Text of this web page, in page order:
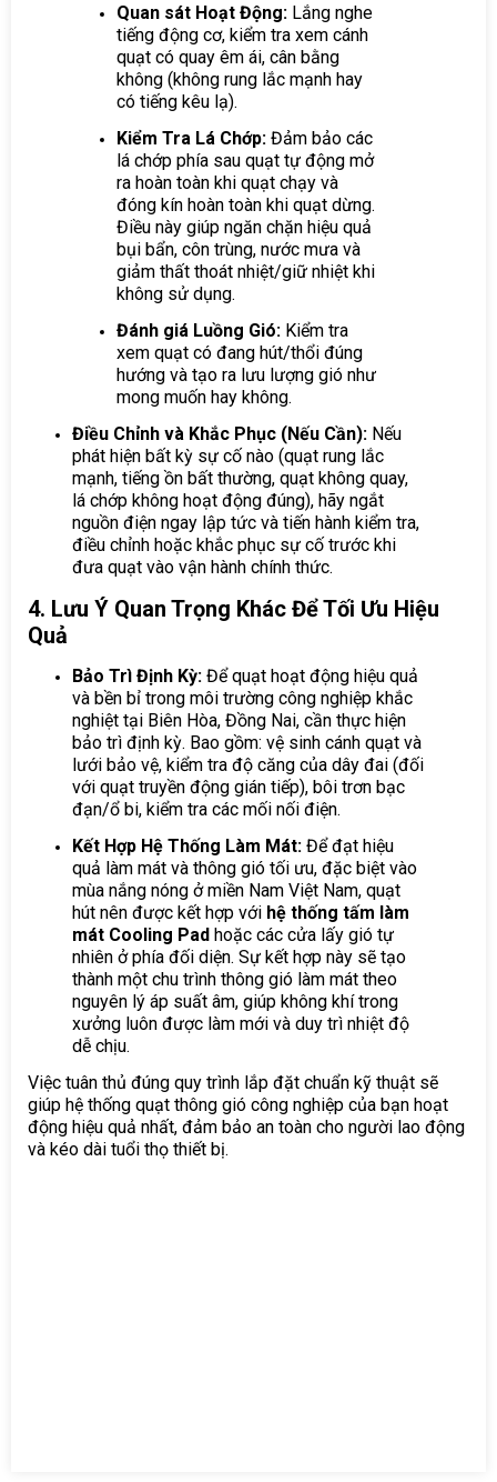
Quan sát Hoạt Động: Lắng nghe
tiếng động cơ, kiểm tra xem cánh
quạt có quay êm ái, cân bằng
không (không rung lắc mạnh hay
có tiếng kêu lạ).
Kiểm Tra Lá Chớp: Đảm bảo các
lá chớp phía sau quạt tự động mở
ra hoàn toàn khi quạt chạy và
đóng kín hoàn toàn khi quạt dừng.
Điều này giúp ngăn chặn hiệu quả
bụi bẩn, côn trùng, nước mưa và
giảm thất thoát nhiệt/giữ nhiệt khi
không sử dụng.
Đánh giá Luồng Gió: Kiểm tra
xem quạt có đang hút/thổi đúng
hướng và tạo ra lưu lượng gió như
mong muốn hay không.
Điều Chỉnh và Khắc Phục (Nếu Cần): Nếu
phát hiện bất kỳ sự cố nào (quạt rung lắc
mạnh, tiếng ồn bất thường, quạt không quay,
lá chớp không hoạt động đúng), hãy ngắt
nguồn điện ngay lập tức và tiến hành kiểm tra,
điều chỉnh hoặc khắc phục sự cố trước khi
đưa quạt vào vận hành chính thức.
4. Lưu Ý Quan Trọng Khác Để Tối Ưu Hiệu
Quả
Bảo Trì Định Kỳ: Để quạt hoạt động hiệu quả
và bền bỉ trong môi trường công nghiệp khắc
nghiệt tại Biên Hòa, Đồng Nai, cần thực hiện
bảo trì định kỳ. Bao gồm: vệ sinh cánh quạt và
lưới bảo vệ, kiểm tra độ căng của dây đai (đối
với quạt truyền động gián tiếp), bôi trơn bạc
đạn/ổ bi, kiểm tra các mối nối điện.
Kết Hợp Hệ Thống Làm Mát: Để đạt hiệu
quả làm mát và thông gió tối ưu, đặc biệt vào
mùa nắng nóng ở miền Nam Việt Nam, quạt
hút nên được kết hợp với hệ thống tấm làm
mát Cooling Pad hoặc các cửa lấy gió tự
nhiên ở phía đối diện. Sự kết hợp này sẽ tạo
thành một chu trình thông gió làm mát theo
nguyên lý áp suất âm, giúp không khí trong
xưởng luôn được làm mới và duy trì nhiệt độ
dễ chịu.
Việc tuân thủ đúng quy trình lắp đặt chuẩn kỹ thuật sẽ
giúp hệ thống quạt thông gió công nghiệp của bạn hoạt
động hiệu quả nhất, đảm bảo an toàn cho người lao động
và kéo dài tuổi thọ thiết bị.